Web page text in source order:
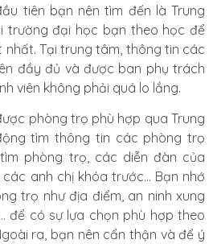
tiên bạn nên tìm đến là Trung
trường đại học bạn theo học để
Tại trung tâm, thông tin các
đầy đủ và được ban phụ trách
viên không phải quá lo lắng.
phòng trọ phù hợp qua Trung
tìm thông tin các phòng trọ
phòng trọ, các diễn đàn của
anh chị khóa trước… Bạn nhớ
trọ như địa điểm, an ninh xung
để có sự lựa chọn phù hợp theo
ra, bạn nên cẩn thận và để ý